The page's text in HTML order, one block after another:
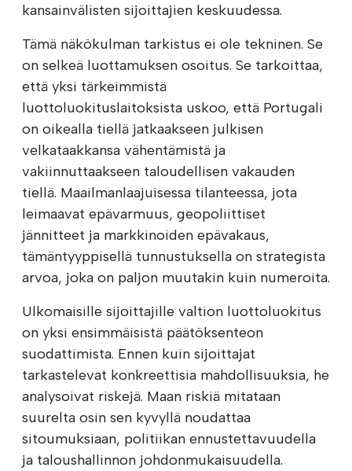
kansainvälisten sijoittajien keskuudessa.
Tämä näkökulman tarkistus ei ole tekninen. Se
on selkeä luottamuksen osoitus. Se tarkoittaa,
että yksi tärkeimmistä
luottoluokituslaitoksista uskoo, että Portugali
on oikealla tiellä jatkaakseen julkisen
velkataakkansa vähentämistä ja
vakiinnuttaakseen taloudellisen vakauden
tiellä. Maailmanlaajuisessa tilanteessa, jota
leimaavat epävarmuus, geopoliittiset
jännitteet ja markkinoiden epävakaus,
tämäntyyppisellä tunnustuksella on strategista
arvoa, joka on paljon muutakin kuin numeroita.
Ulkomaisille sijoittajille valtion luottoluokitus
on yksi ensimmäisistä päätöksenteon
suodattimista. Ennen kuin sijoittajat
tarkastelevat konkreettisia mahdollisuuksia, he
analysoivat riskejä. Maan riskiä mitataan
suurelta osin sen kyvyllä noudattaa
sitoumuksiaan, politiikan ennustettavuudella
ja taloushallinnon johdonmukaisuudella.